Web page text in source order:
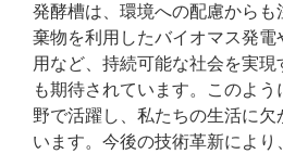
発酵槽は、環境への配慮から
棄物を利用したバイオマス発
用など、持続可能な社会を実
も期待されています。このよ
野で活躍し、私たちの生活に
います。今後の技術革新によ